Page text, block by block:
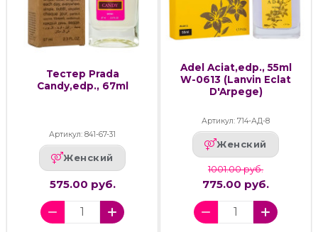
Тестер Prada
Candy,edp., 67ml
Артикул: 841-67-31
Женский
575.00 руб.
Adel Aciat,edp., 55ml
W-0613 (Lanvin Eclat
D'Arpege)
Артикул: 714-АД-8
Женский
1001.00 руб.
775.00 руб.